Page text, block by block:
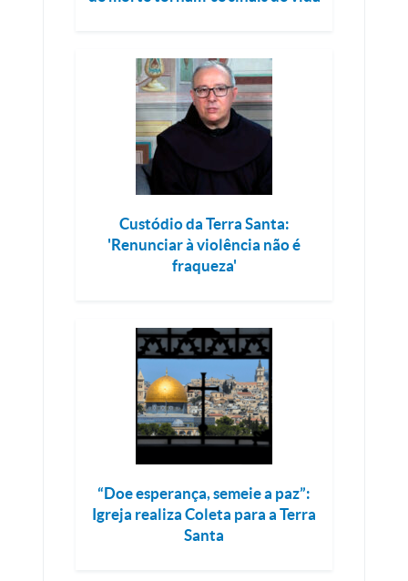
Custódio da Terra Santa:
'Renunciar à violência não é
fraqueza'
“Doe esperança, semeie a paz”:
Igreja realiza Coleta para a Terra
Santa